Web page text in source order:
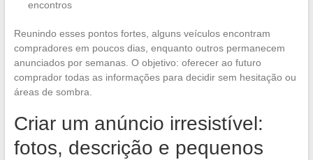
encontros
Reunindo esses pontos fortes, alguns veículos encontram
compradores em poucos dias, enquanto outros permanecem
anunciados por semanas. O objetivo: oferecer ao futuro
comprador todas as informações para decidir sem hesitação ou
áreas de sombra.
Criar um anúncio irresistível:
fotos, descrição e pequenos